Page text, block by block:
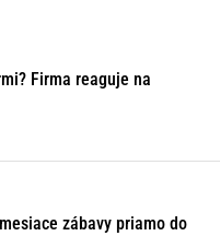
Firma reaguje na
zábavy priamo do